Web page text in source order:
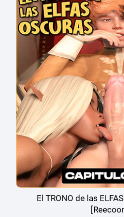
El TRONO de las